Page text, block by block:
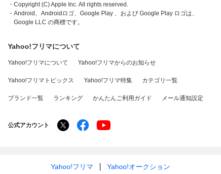
・Copyright (C) Apple Inc. All rights reserved.
・Android、Androidロゴ、Google Play 、および Google Play ロゴは、
Google LLC の商標です。
Yahoo!フリマについて
Yahoo!フリマについて Yahoo!フリマからのお知らせ
Yahoo!フリマトピックス Yahoo!フリマ特集 カテゴリ一覧
ブランド一覧 ランキング かんたんご利用ガイド メール通知設定
公式アカウント
Yahoo!フリマ Yahoo!オークション